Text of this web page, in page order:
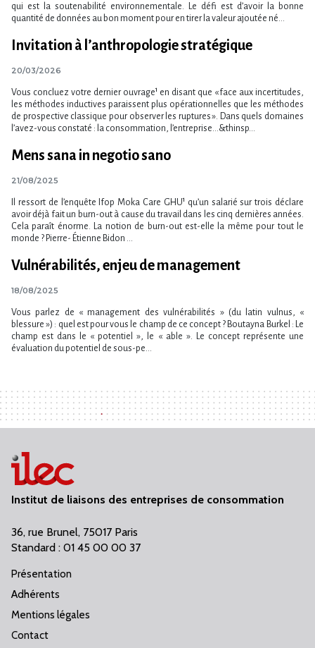
qui est la soutenabilité environnementale. Le défi est d’avoir la bonne
quantité de données au bon moment pour en tirer la valeur ajoutée né...
Invitation à l’anthropologie stratégique
20/03/2026
Vous concluez votre dernier ouvrage¹ en disant que « face aux incertitudes,
les méthodes inductives paraissent plus opérationnelles que les méthodes
de prospective classique pour observer les ruptures ». Dans quels domaines
l’avez-vous constaté : la consommation, l’entreprise…&thinsp...
Mens sana in negotio sano
21/08/2025
Il ressort de l’enquête Ifop Moka Care GHU¹ qu’un salarié sur trois déclare
avoir déjà fait un burn-out à cause du travail dans les cinq dernières années.
Cela paraît énorme. La notion de burn-out est-elle la même pour tout le
monde ? Pierre- Étienne Bidon ...
Vulnérabilités, enjeu de management
18/08/2025
Vous parlez de « management des vulnérabilités » (du latin vulnus, «
blessure ») : quel est pour vous le champ de ce concept ? Boutayna Burkel : Le
champ est dans le « potentiel », le « able ». Le concept représente une
évaluation du potentiel de sous-pe...
Institut de liaisons des entreprises de consommation
36, rue Brunel, 75017 Paris
Standard : 01 45 00 00 37
Présentation
Adhérents
Mentions légales
Contact